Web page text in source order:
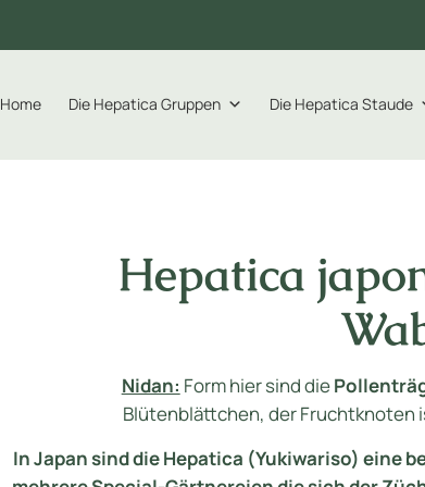
Home Die Hepatica Gruppen Die Hepatica Staude
Hepatica
Nidan: Form hier sind die
Blütenblättchen, der Fruchtknoten
In Japan sind die Hepatica (Yukiwariso) eine